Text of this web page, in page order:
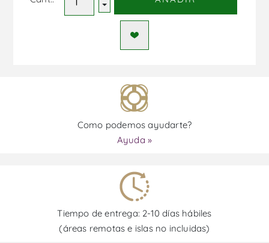
Como podemos ayudarte?
Ayuda »
Tiempo de entrega: 2-10 días hábiles
(áreas remotas e islas no incluidas)